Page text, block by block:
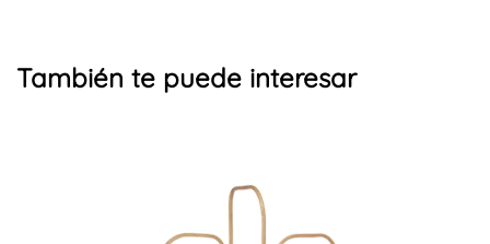
También te puede interesar